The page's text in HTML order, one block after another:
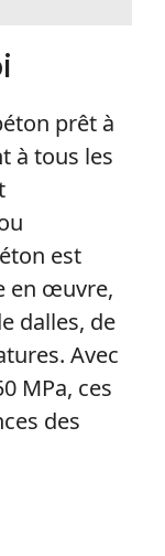
prêt à
à tous les
est
en œuvre,
dalles, de
Avec
MPa, ces
des